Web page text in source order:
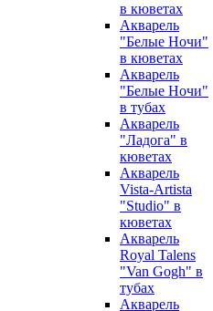
в кюветах
Акварель
"Белые Ночи"
в кюветах
Акварель
"Белые Ночи"
в тубах
Акварель
"Ладога" в
кюветах
Акварель
Vista-Artista
"Studio" в
кюветах
Акварель
Royal Talens
"Van Gogh" в
тубах
Акварель